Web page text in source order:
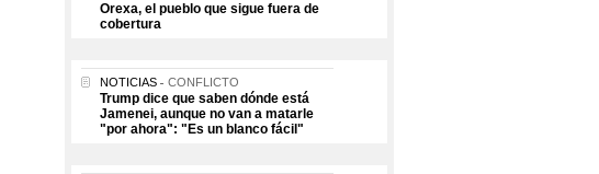
Orexa, el pueblo que sigue fuera de
cobertura
NOTICIAS CONFLICTO
Trump dice que saben dónde está
Jamenei, aunque no van a matarle
"por ahora": "Es un blanco fácil"